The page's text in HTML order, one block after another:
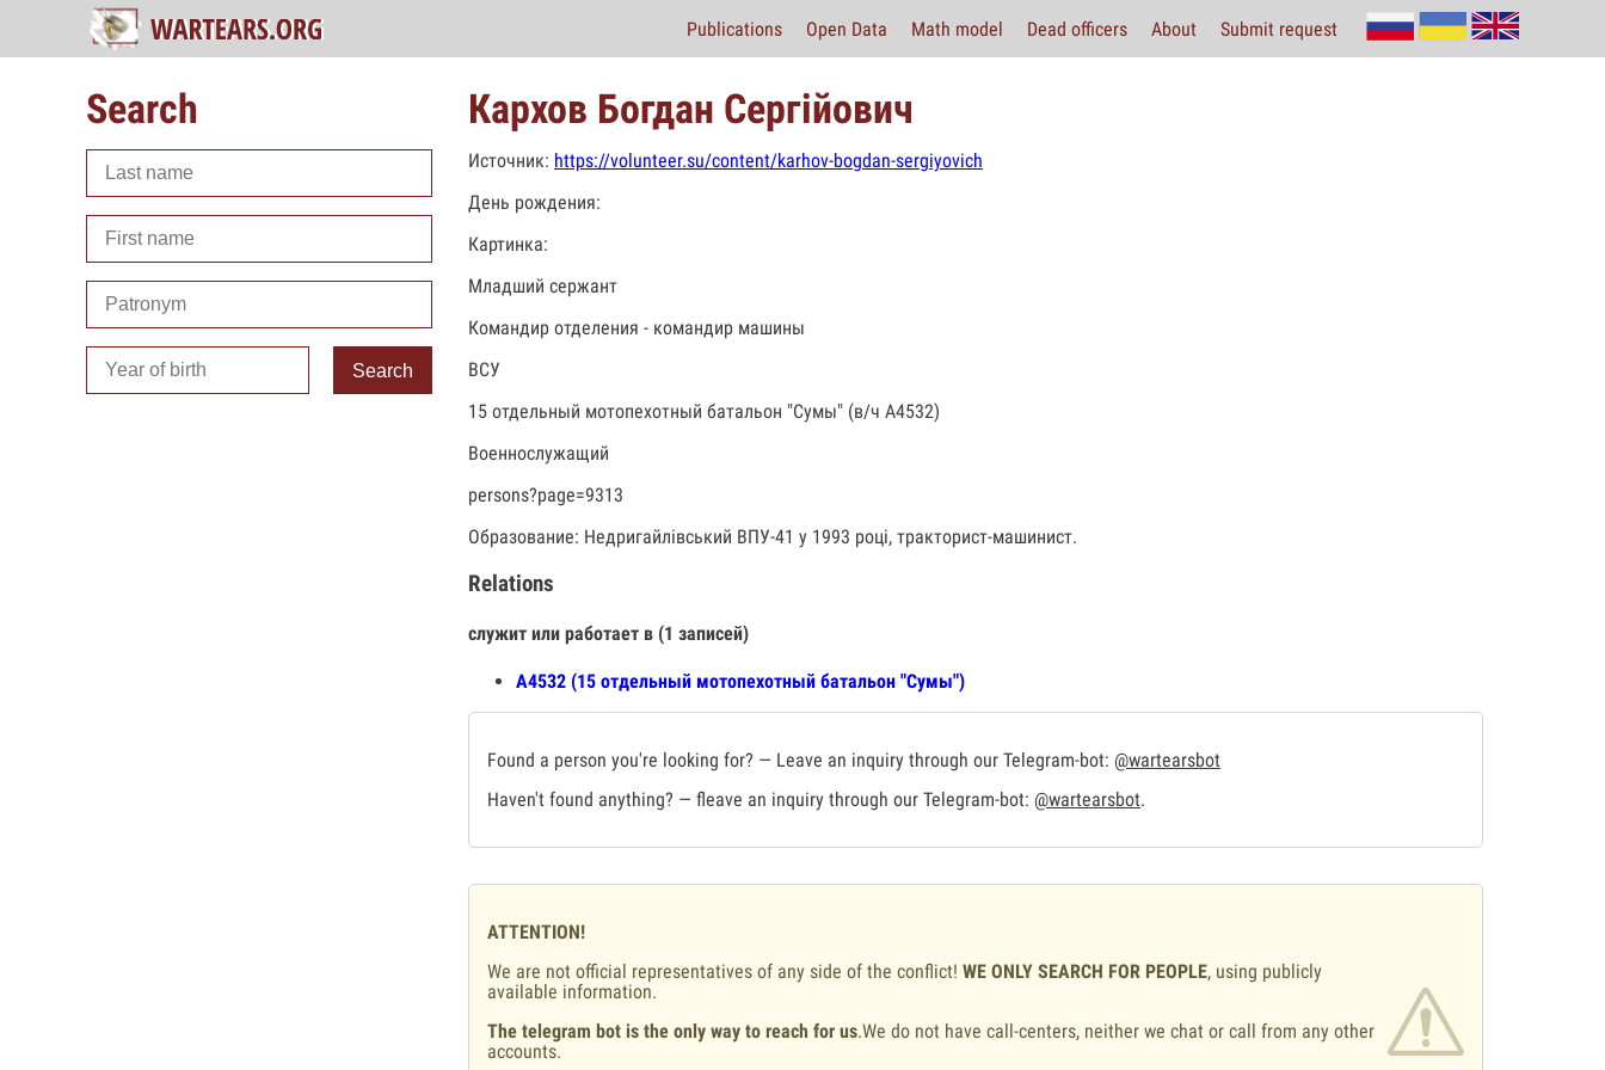
Publications Open Data Math model Dead officers About Submit request
Search
Search
Кархов Богдан Сергійович
Источник: https://volunteer.su/content/karhov-bogdan-sergiyovich
День рождения:
Картинка:
Младший сержант
Командир отделения - командир машины
ВСУ
15 отдельный мотопехотный батальон "Сумы" (в/ч А4532)
Военнослужащий
persons?page=9313
Образование: Недригайлівський ВПУ-41 у 1993 році, тракторист-машинист.
Relations
служит или работает в (1 записей)
А4532 (15 отдельный мотопехотный батальон "Сумы")
Found a person you're looking for? — Leave an inquiry through our Telegram-bot: @wartearsbot
Haven't found anything? — fleave an inquiry through our Telegram-bot: @wartearsbot.
ATTENTION!
We are not official representatives of any side of the conflict! WE ONLY SEARCH FOR PEOPLE, using publicly
available information.
The telegram bot is the only way to reach for us.We do not have call-centers, neither we chat or call from any other
accounts.